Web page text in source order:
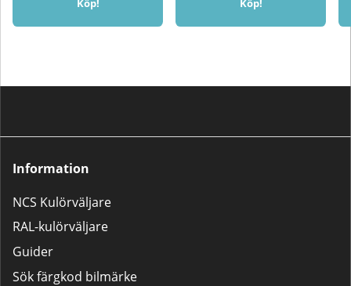
Köp! Köp!
Information
NCS Kulörväljare
RAL-kulörväljare
Guider
Sök färgkod bilmärke